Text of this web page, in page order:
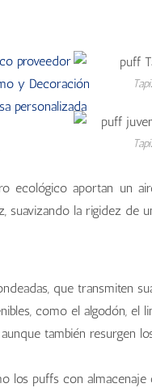
ecológico aportan un
suavizando la rigidez de
que transmiten
como el algodón, el
también resurgen
los puffs con